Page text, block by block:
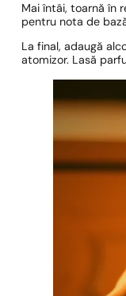
Mai întâi, toarnă în
pentru nota de
La final, adaugă
atomizor. Lasă